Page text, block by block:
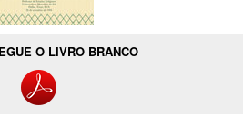
O LIVRO BRANCO